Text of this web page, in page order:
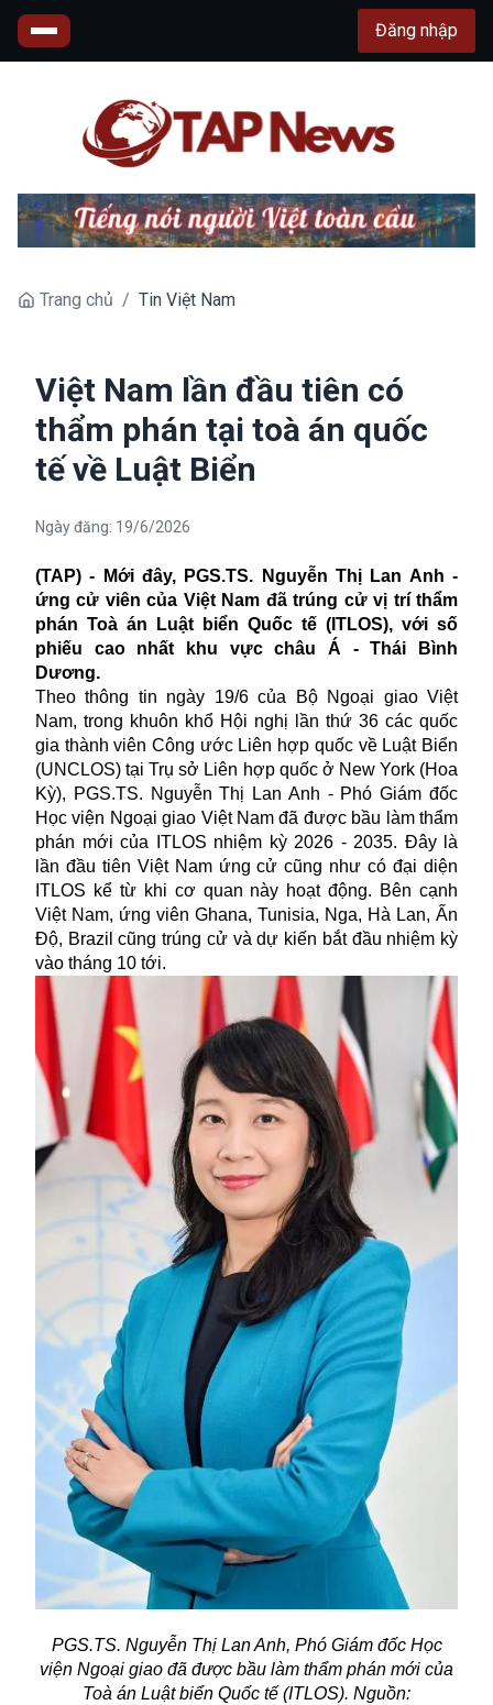
Đăng nhập
Trang chủ / Tin Việt Nam
Việt Nam lần đầu tiên có
thẩm phán tại toà án quốc
tế về Luật Biển
Ngày đăng: 19/6/2026
(TAP) - Mới đây, PGS.TS. Nguyễn Thị Lan Anh -
ứng cử viên của Việt Nam đã trúng cử vị trí thẩm
phán Toà án Luật biển Quốc tế (ITLOS), với số
phiếu cao nhất khu vực châu Á - Thái Bình
Dương.
Theo thông tin ngày 19/6 của Bộ Ngoại giao Việt
Nam, trong khuôn khổ Hội nghị lần thứ 36 các quốc
gia thành viên Công ước Liên hợp quốc về Luật Biển
(UNCLOS) tại Trụ sở Liên hợp quốc ở New York (Hoa
Kỳ), PGS.TS. Nguyễn Thị Lan Anh - Phó Giám đốc
Học viện Ngoại giao Việt Nam đã được bầu làm thẩm
phán mới của ITLOS nhiệm kỳ 2026 - 2035. Đây là
lần đầu tiên Việt Nam ứng cử cũng như có đại diện
ITLOS kể từ khi cơ quan này hoạt động. Bên cạnh
Việt Nam, ứng viên Ghana, Tunisia, Nga, Hà Lan, Ấn
Độ, Brazil cũng trúng cử và dự kiến bắt đầu nhiệm kỳ
vào tháng 10 tới.
PGS.TS. Nguyễn Thị Lan Anh, Phó Giám đốc Học
viện Ngoại giao đã được bầu làm thẩm phán mới của
Toà án Luật biển Quốc tế (ITLOS). Nguồn: